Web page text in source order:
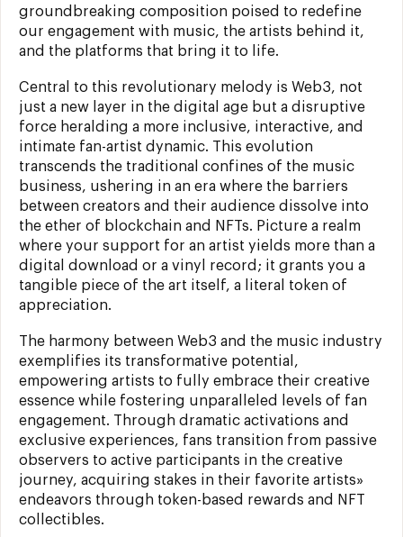
groundbreaking composition poised to redefine
our engagement with music, the artists behind it,
and the platforms that bring it to life.
Central to this revolutionary melody is Web3, not
just a new layer in the digital age but a disruptive
force heralding a more inclusive, interactive, and
intimate fan-artist dynamic. This evolution
transcends the traditional confines of the music
business, ushering in an era where the barriers
between creators and their audience dissolve into
the ether of blockchain and NFTs. Picture a realm
where your support for an artist yields more than a
digital download or a vinyl record; it grants you a
tangible piece of the art itself, a literal token of
appreciation.
The harmony between Web3 and the music industry
exemplifies its transformative potential,
empowering artists to fully embrace their creative
essence while fostering unparalleled levels of fan
engagement. Through dramatic activations and
exclusive experiences, fans transition from passive
observers to active participants in the creative
journey, acquiring stakes in their favorite artists»
endeavors through token-based rewards and NFT
collectibles.